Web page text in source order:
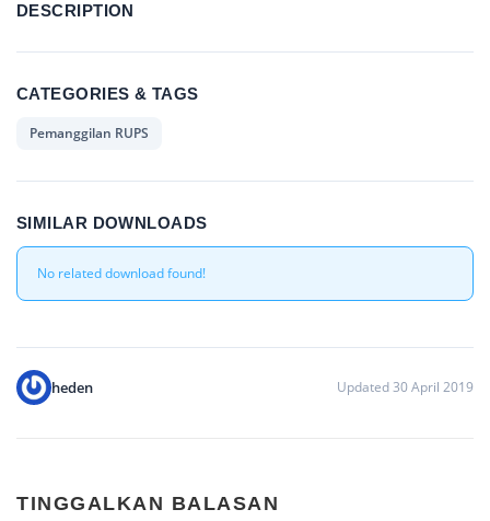
DESCRIPTION
CATEGORIES & TAGS
Pemanggilan RUPS
SIMILAR DOWNLOADS
No related download found!
heden Updated 30 April 2019
TINGGALKAN BALASAN